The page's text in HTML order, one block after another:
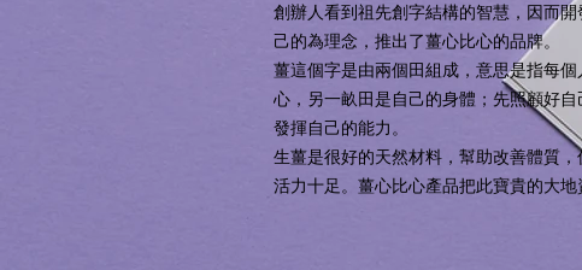
創辦人看到祖先創字結構的智慧，因而
己的為理念，推出了薑心比心的品牌。
薑這個字是由兩個田組成，意思是指每
心，另一畝田是自己的身體；先照顧好
發揮自己的能力。
生薑是很好的天然材料，幫助改善體質
活力十足。薑心比心產品把此寶貴的大